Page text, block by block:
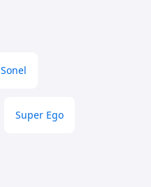
Sonel
Super Ego